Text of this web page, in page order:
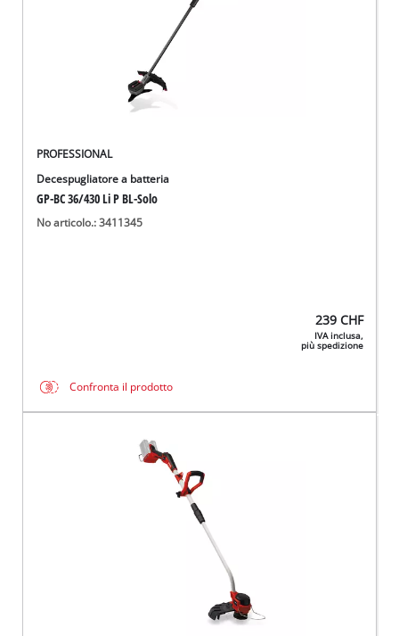
PROFESSIONAL
Decespugliatore a batteria
GP-BC 36/430 Li P BL-Solo
No articolo.: 3411345
239 CHF
IVA inclusa,
più spedizione
Confronta il prodotto